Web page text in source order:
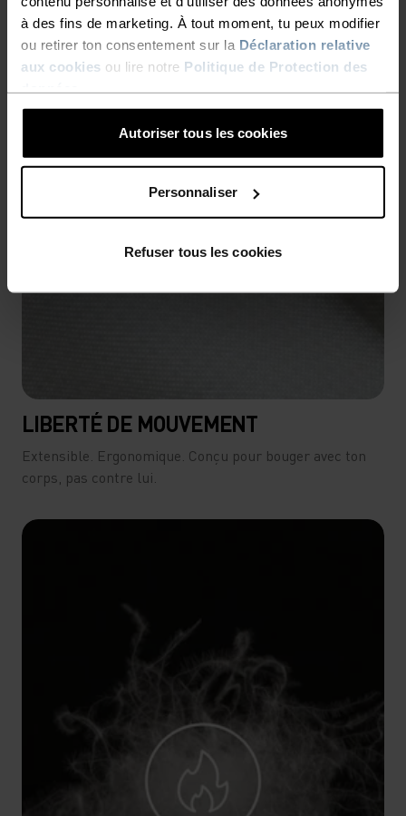
à des fins de marketing. À tout moment, tu peux modifier
ou retirer ton consentement sur la Déclaration relative
aux cookies ou lire notre Politique de Protection des
Autoriser tous les cookies
Personnaliser
Refuser tous les cookies
LIBERTÉ DE MOUVEMENT
Extensible. Ergonomique. Conçu pour bouger avec ton
corps, pas contre lui.